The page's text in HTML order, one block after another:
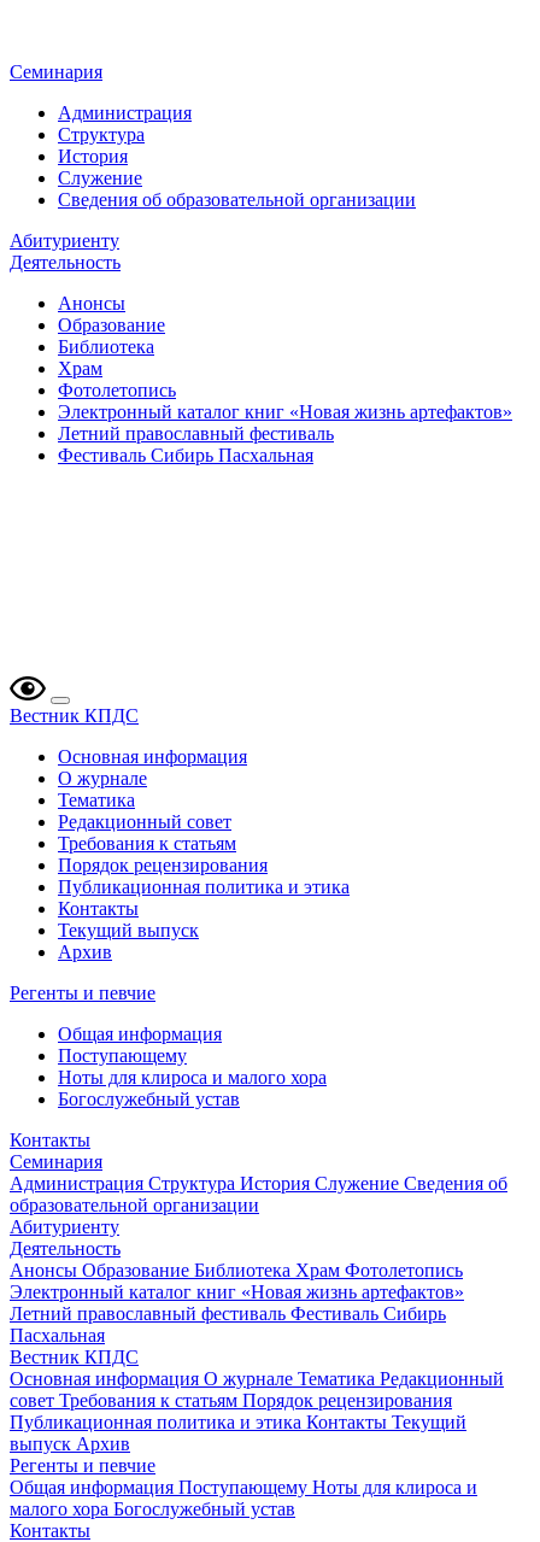
Семинария
Администрация
Структура
История
Служение
Сведения об образовательной организации
Абитуриенту
Деятельность
Анонсы
Образование
Библиотека
Храм
Фотолетопись
Электронный каталог книг «Новая жизнь артефактов»
Летний православный фестиваль
Фестиваль Сибирь Пасхальная
Вестник КПДС
Основная информация
О журнале
Тематика
Редакционный совет
Требования к статьям
Порядок рецензирования
Публикационная политика и этика
Контакты
Текущий выпуск
Архив
Регенты и певчие
Общая информация
Поступающему
Ноты для клироса и малого хора
Богослужебный устав
Контакты
Семинария
Администрация Структура История Служение Сведения об
образовательной организации
Абитуриенту
Деятельность
Анонсы Образование Библиотека Храм Фотолетопись
Электронный каталог книг «Новая жизнь артефактов»
Летний православный фестиваль Фестиваль Сибирь
Пасхальная
Вестник КПДС
Основная информация О журнале Тематика Редакционный
совет Требования к статьям Порядок рецензирования
Публикационная политика и этика Контакты Текущий
выпуск Архив
Регенты и певчие
Общая информация Поступающему Ноты для клироса и
малого хора Богослужебный устав
Контакты